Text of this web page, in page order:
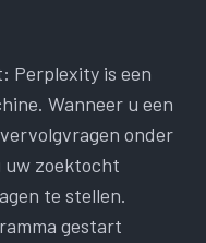
Perplexity is een
Wanneer u een
onder
uw zoektocht
te stellen.
gestart